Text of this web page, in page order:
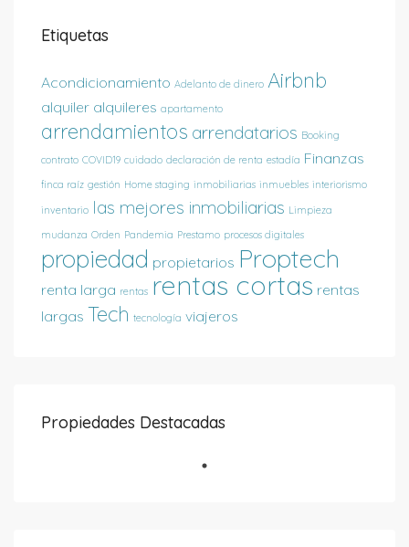
Etiquetas
Acondicionamiento Adelanto de dinero Airbnb
alquiler alquileres apartamento
arrendamientos arrendatarios Booking
contrato COVID19 cuidado declaración de renta estadía Finanzas
finca raíz gestión Home staging inmobiliarias inmuebles interiorismo
inventario las mejores inmobiliarias Limpieza
mudanza Orden Pandemia Prestamo procesos digitales
propiedad propietarios Proptech
renta larga rentas rentas cortas rentas
largas Tech tecnología viajeros
Propiedades Destacadas